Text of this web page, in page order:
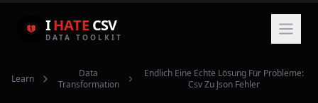
IHATE CSV
DATA TOOLKIT
Learn
Data
Transformation
Endlich Eine Echte Lösung Für Probleme:
Csv Zu Json Fehler